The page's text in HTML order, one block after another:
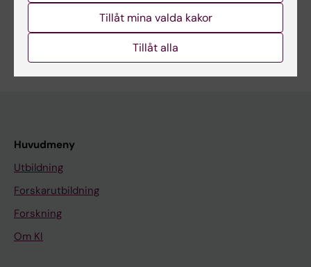
Fysioterapi
Är du Veronica Anna Balkefors?
Huvudmeny
Utbildning
Forskarutbildning
Forskning
Om KI
Tillåt mina valda kakor
Tillåt alla